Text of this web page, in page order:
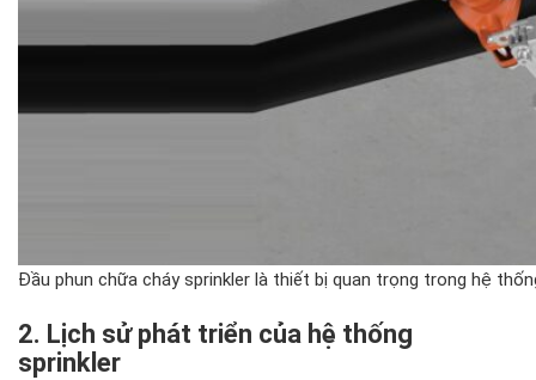
Đầu phun chữa cháy sprinkler là thiết bị quan trọng trong hệ
2. Lịch sử phát triển của hệ thống
sprinkler